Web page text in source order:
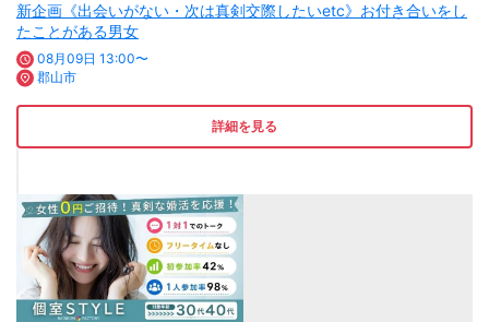
新企画《出会いがない・次は真剣交際したいetc》お付き合いをし
たことがある男女
08月09日 13:00〜
郡山市
詳細を見る